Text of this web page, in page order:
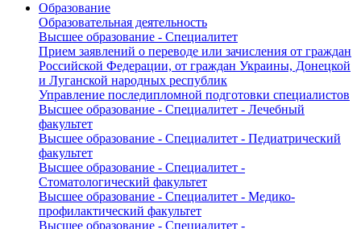
Образование
Образовательная деятельность
Высшее образование - Специалитет
Прием заявлений о переводе или зачисления от граждан
Российской Федерации, от граждан Украины, Донецкой
и Луганской народных республик
Управление последипломной подготовки специалистов
Высшее образование - Специалитет - Лечебный
факультет
Высшее образование - Специалитет - Педиатрический
факультет
Высшее образование - Специалитет -
Стоматологический факультет
Высшее образование - Специалитет - Медико-
профилактический факультет
Высшее образование - Специалитет -